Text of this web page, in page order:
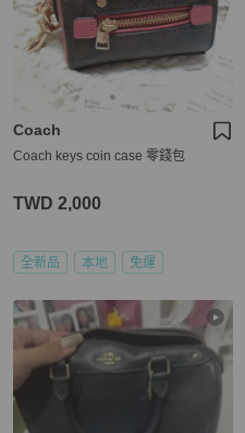
Coach
Coach keys coin case 零錢包
TWD 2,000
全新品 本地 免運